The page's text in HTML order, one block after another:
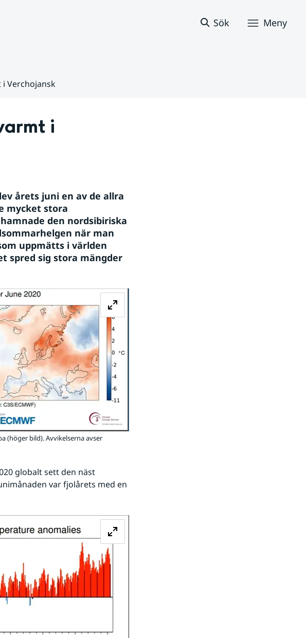
Sök Meny
i Verchojansk
i
årets juni en av de allra
mycket stora
den nordsibiriska
när man
uppmätts i världen
spred sig stora mängder
Förstora bilden
(höger bild). Avvikelserna avser
globalt sett den näst
var fjolårets med en
Förstora bilden